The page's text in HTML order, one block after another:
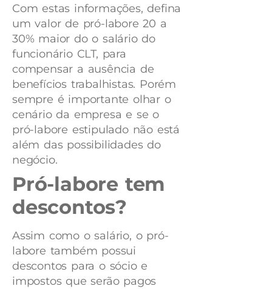
Com estas informações, defina
um valor de pró-labore 20 a
30% maior do o salário do
funcionário CLT, para
compensar a ausência de
benefícios trabalhistas. Porém
sempre é importante olhar o
cenário da empresa e se o
pró-labore estipulado não está
além das possibilidades do
negócio.
Pró-labore tem
descontos?
Assim como o salário, o pró-
labore também possui
descontos para o sócio e
impostos que serão pagos